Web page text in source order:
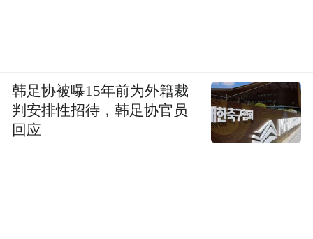
韩足协被曝15年前为外籍裁
判安排性招待，韩足协官员
回应